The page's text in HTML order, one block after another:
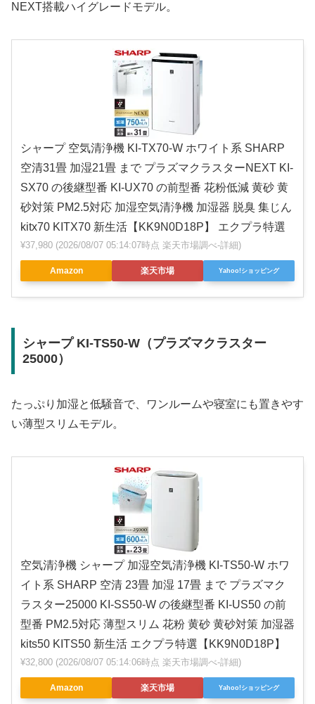
NEXT搭載ハイグレードモデル。
シャープ 空気清浄機 KI-TX70-W ホワイト系 SHARP
空清31畳 加湿21畳 まで プラズマクラスターNEXT KI-
SX70 の後継型番 KI-UX70 の前型番 花粉低減 黄砂 黄
砂対策 PM2.5対応 加湿空気清浄機 加湿器 脱臭 集じん
kitx70 KITX70 新生活【KK9N0D18P】 エクプラ特選
¥37,980 (2026/08/07 05:14:07時点 楽天市場調べ-詳細)
Amazon 楽天市場 Yahoo!ショッピング
シャープ KI-TS50-W（プラズマクラスター
25000）
たっぷり加湿と低騒音で、ワンルームや寝室にも置きやす
い薄型スリムモデル。
空気清浄機 シャープ 加湿空気清浄機 KI-TS50-W ホワ
イト系 SHARP 空清 23畳 加湿 17畳 まで プラズマク
ラスター25000 KI-SS50-W の後継型番 KI-US50 の前
型番 PM2.5対応 薄型スリム 花粉 黄砂 黄砂対策 加湿器
kits50 KITS50 新生活 エクプラ特選【KK9N0D18P】
¥32,800 (2026/08/07 05:14:06時点 楽天市場調べ-詳細)
Amazon 楽天市場 Yahoo!ショッピング